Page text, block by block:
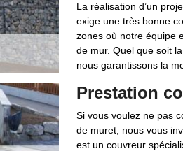
La réalisation d’un
exige une très bonne
zones où notre équipe
de mur. Quel que soit
nous garantissons la
Prestation
Si vous voulez ne pas
de muret, nous vous
est un couvreur